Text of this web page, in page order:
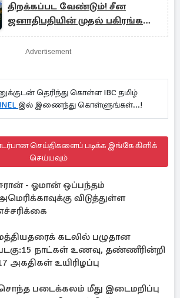
திறக்கப்பட வேண்டும்! சீன
ஜனாதிபதியின் முதல் பகிரங்க
அறிக்கை
Advertisement
தெரிந்து கொள்ள IBC தமிழ்
இல் இணைந்து கொள்ளுங்கள்...!
செய்திகளைப் படிக்க இங்கே கிளிக்
செய்யவும்
- ஓமான் ஒப்பந்தம்
விடுத்துள்ள
கடலில் பழுதான
நாட்கள் உணவு, தண்ணீரின்றி
அகதிகள் உயிரிழப்பு
படைக்கலம் மீது இடைமறிப்பு